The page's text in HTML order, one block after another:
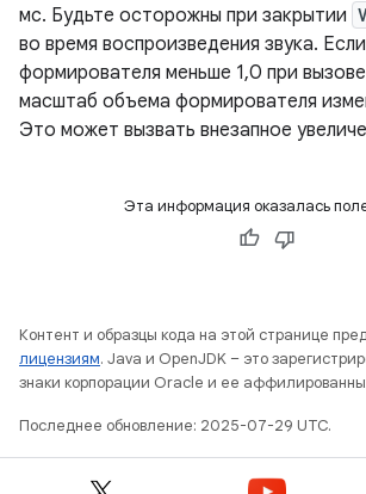
мс. Будьте осторожны при закрытии
во время воспроизведения звука.
формирователя меньше 1,0 при вызове
масштаб объема формирователя
Это может вызвать внезапное
Эта информация оказалась
Контент и образцы кода на этой странице
лицензиям. Java и OpenJDK – это
знаки корпорации Oracle и ее
Последнее обновление: 2025-07-29 UTC.